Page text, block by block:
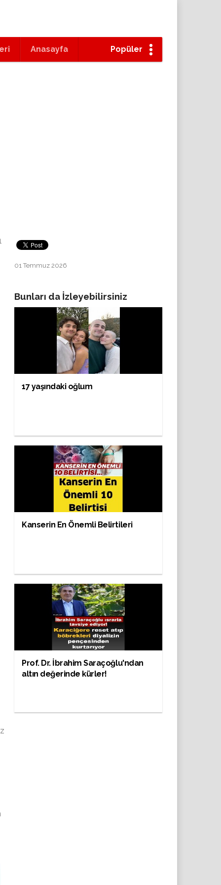
Anasayfa Popüler
01 Temmuz 2026
Bunları da İzleyebilirsiniz
17 yaşındaki oğlum
Kanserin En Önemli Belirtileri
Prof. Dr. İbrahim Saraçoğlu'ndan
altın değerinde kürler!